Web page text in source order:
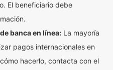
El beneficiario debe
banca en línea: La mayoría
pagos internacionales en
hacerlo, contacta con el